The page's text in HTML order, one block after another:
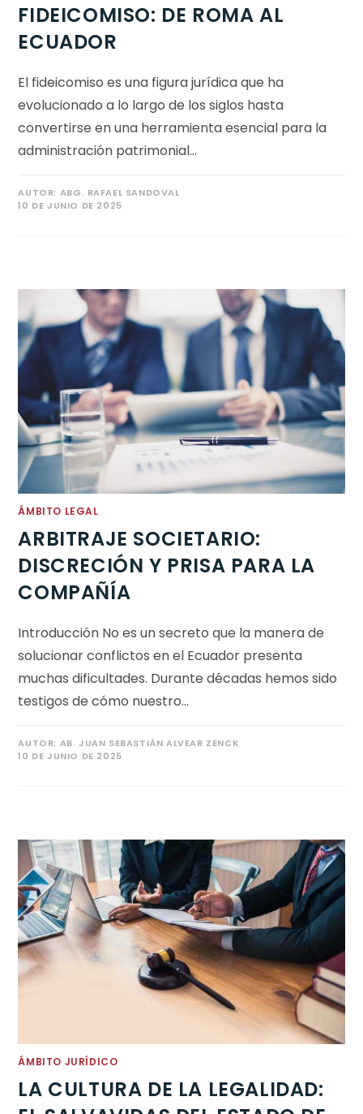
FIDEICOMISO: DE ROMA AL
ECUADOR
El fideicomiso es una figura jurídica que ha
evolucionado a lo largo de los siglos hasta
convertirse en una herramienta esencial para la
administración patrimonial…
AUTOR: ABG. RAFAEL SANDOVAL
10 DE JUNIO DE 2025
ÁMBITO LEGAL
ARBITRAJE SOCIETARIO:
DISCRECIÓN Y PRISA PARA LA
COMPAÑÍA
Introducción No es un secreto que la manera de
solucionar conflictos en el Ecuador presenta
muchas dificultades. Durante décadas hemos sido
testigos de cómo nuestro…
AUTOR: AB. JUAN SEBASTIÁN ALVEAR ZENCK
10 DE JUNIO DE 2025
ÁMBITO JURÍDICO
LA CULTURA DE LA LEGALIDAD: